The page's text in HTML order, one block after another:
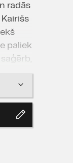
radās
paliek